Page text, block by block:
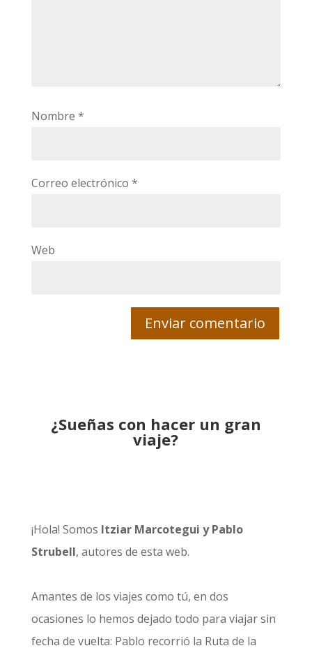
Nombre *
Correo electrónico *
Web
¿Sueñas con hacer un gran
viaje?
¡Hola! Somos Itziar Marcotegui y Pablo
Strubell, autores de esta web.
Amantes de los viajes como tú, en dos
ocasiones lo hemos dejado todo para viajar sin
fecha de vuelta: Pablo recorrió la Ruta de la